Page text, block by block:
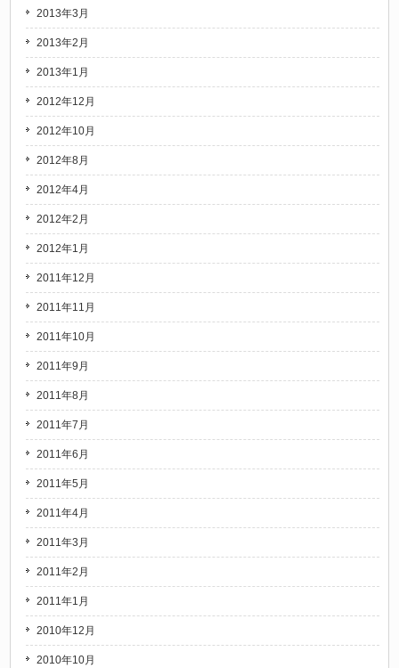
2013年3月
2013年2月
2013年1月
2012年12月
2012年10月
2012年8月
2012年4月
2012年2月
2012年1月
2011年12月
2011年11月
2011年10月
2011年9月
2011年8月
2011年7月
2011年6月
2011年5月
2011年4月
2011年3月
2011年2月
2011年1月
2010年12月
2010年10月